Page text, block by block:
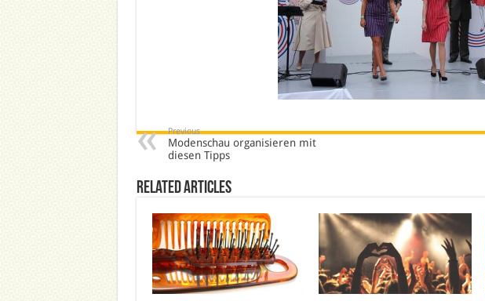
Previous
Modenschau organisieren mit
diesen Tipps
Related Articles